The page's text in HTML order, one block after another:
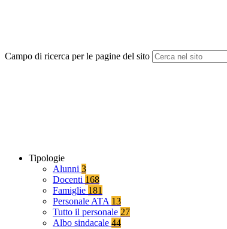
Campo di ricerca per le pagine del sito
Tipologie
Alunni 3
Docenti 168
Famiglie 181
Personale ATA 13
Tutto il personale 27
Albo sindacale 44